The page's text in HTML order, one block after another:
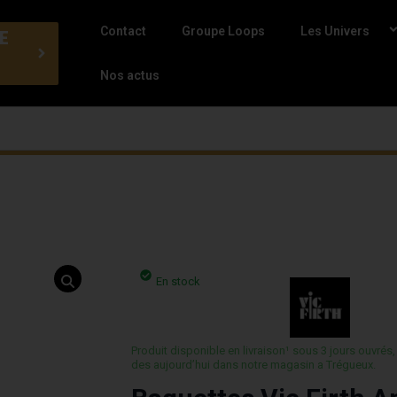
Contact Groupe Loops Les Univers
Nos actus
En stock
Produit disponible en livraison¹ sous 3 jours ouvrés,
des aujourd’hui dans notre magasin a Trégueux.